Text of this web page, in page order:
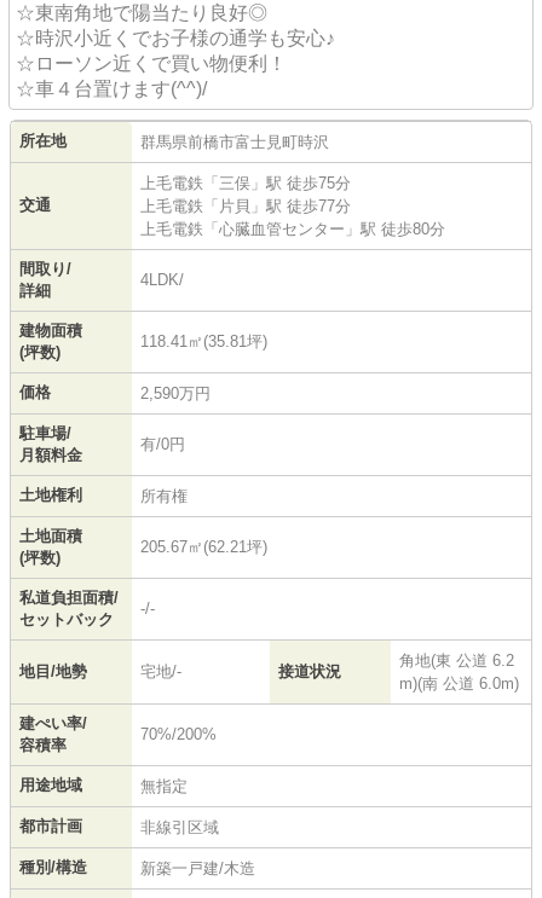
☆東南角地で陽当たり良好◎
☆時沢小近くでお子様の通学も安心♪
☆ローソン近くで買い物便利！
☆車４台置けます(^^)/
所在地 群馬県前橋市富士見町時沢
交通
上毛電鉄 「 三俣 」駅 徒歩75分
上毛電鉄 「 片貝 」駅 徒歩77分
上毛電鉄 「 心臓血管センター 」駅 徒歩80分
間取り/
詳細
4LDK/
建物面積
(坪数)
118.41㎡(35.81坪)
価格 2,590万円
駐車場/
月額料金
有/0円
土地権利 所有権
土地面積
(坪数)
205.67㎡(62.21坪)
私道負担面積/
セットバック
-/-
地目/地勢 宅地/- 接道状況
角地(東 公道 6.2
m)(南 公道 6.0m)
建ぺい率/
容積率
70%/200%
用途地域 無指定
都市計画 非線引区域
種別/構造 新築一戸建/木造